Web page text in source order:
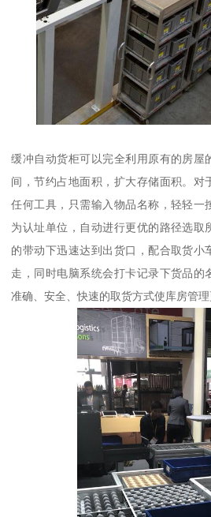
缓冲自动货柜可以完全利用原有的房屋
间，节约占地面积，扩大存储面积。对
任何工具，只需输入物品名称，轻轻一
为认址单位，自动进行更优的路径选取
的带动下迅速达到出货口，配合取货小
走，同时电脑系统会打卡记录下货品的
准确、安全、快速的取货方式使库房管理